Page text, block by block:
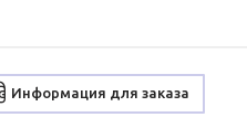
Информация для заказа